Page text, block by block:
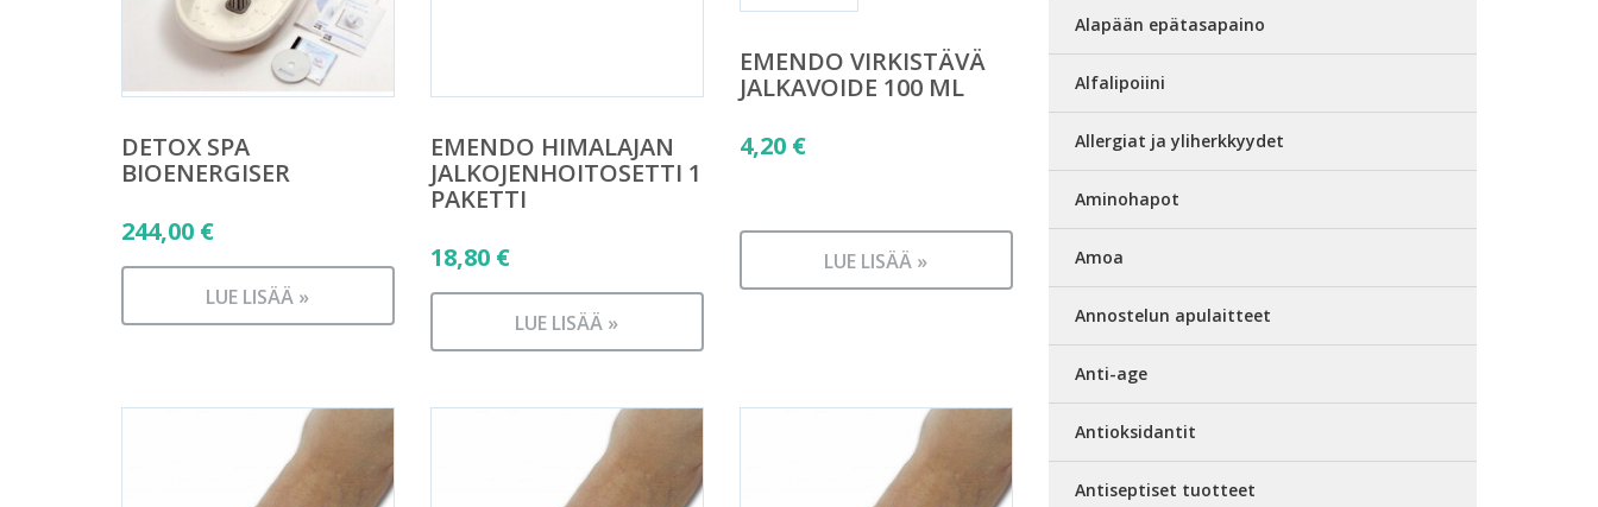
DETOX SPA
BIOENERGISER
244,00 €
LUE LISÄÄ »
EMENDO HIMALAJAN
JALKOJENHOITOSETTI 1
PAKETTI
18,80 €
LUE LISÄÄ »
EMENDO VIRKISTÄVÄ
JALKAVOIDE 100 ML
4,20 €
LUE LISÄÄ »
Alapään epätasapaino
Alfalipoiini
Allergiat ja yliherkkyydet
Aminohapot
Amoa
Annostelun apulaitteet
Anti-age
Antioksidantit
Antiseptiset tuotteet